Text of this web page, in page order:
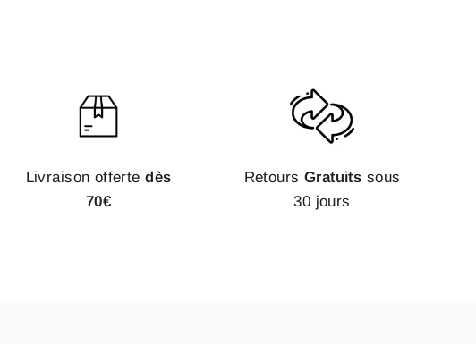
Livraison offertedès
70€
Retours Gratuits sous
30 jours